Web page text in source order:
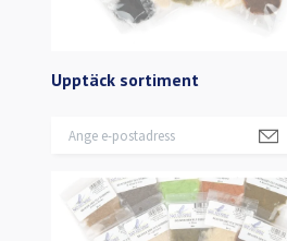
Upptäck sortiment